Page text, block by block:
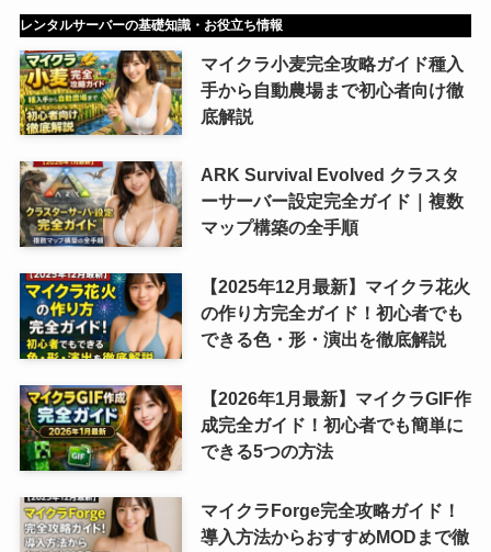
レンタルサーバーの基礎知識・お役立ち情報
マイクラ小麦完全攻略ガイド種入
手から自動農場まで初心者向け徹
底解説
ARK Survival Evolved クラスタ
ーサーバー設定完全ガイド｜複数
マップ構築の全手順
【2025年12月最新】マイクラ花火
の作り方完全ガイド！初心者でも
できる色・形・演出を徹底解説
【2026年1月最新】マイクラGIF作
成完全ガイド！初心者でも簡単に
できる5つの方法
マイクラForge完全攻略ガイド！
導入方法からおすすめMODまで徹